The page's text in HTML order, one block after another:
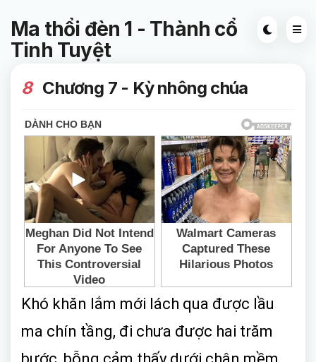
Ma thổi đèn 1 - Thành cổ
Tinh Tuyệt
8 Chương 7 - Kỳ nhông chúa
Khó khăn lắm mới lách qua được lầu
ma chín tầng, đi chưa được hai trăm